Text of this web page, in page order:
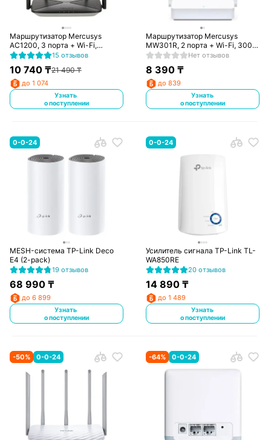
Маршрутизатор Mercusys
AC1200, 3 порта + Wi-Fi,
300/867 Mbps (AC12G)
15 отзывов
10 740₸21 490₸
до 1 074
Узнать
о поступлении
Маршрутизатор Mercusys
MW301R, 2 порта + Wi-Fi, 300
Mbps (MW301R)Нет отзывов
8 390 ₸
до 839
Узнать
о поступлении
0-0-24
MESH-система TP-Link Deco
E4 (2-pack)
19 отзывов
68 990₸
до 6 899
Узнать
о поступлении
0-0-24
Усилитель сигнала TP-Link TL-
WA850RE
20 отзывов
14 890 ₸
до 1 489
Узнать
о поступлении
-50% 0-0-24 -64% 0-0-24